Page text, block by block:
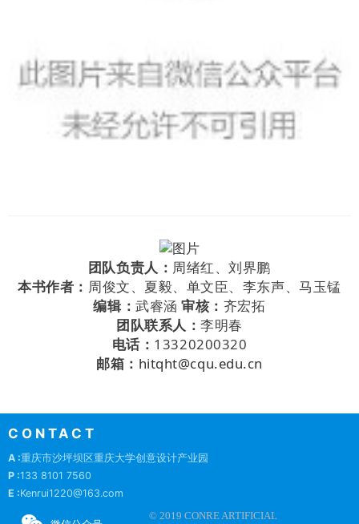
团队负责人： 周绪红、刘界鹏
本书作者： 周俊文、夏毅、单文臣、李东声、马玉锰
编辑：武睿涵审核： 齐宏拓
团队联系人：李明春
电话： 13320200320
邮箱： hitqht@cqu.edu.cn
CONTACT
A :重庆市沙坪坝区重庆大学创意设计产业园
P :133 8101 7560
E :Kenrui1220@163.com
© 2019 CONRE ARTIFICIAL